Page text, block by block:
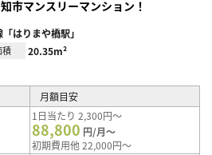
市マンスリーマンション！
はりまや橋駅」
積 20.35m²
月額目安
1日当たり 2,300円～
88,800 円/月～
初期費用他 22,000円～